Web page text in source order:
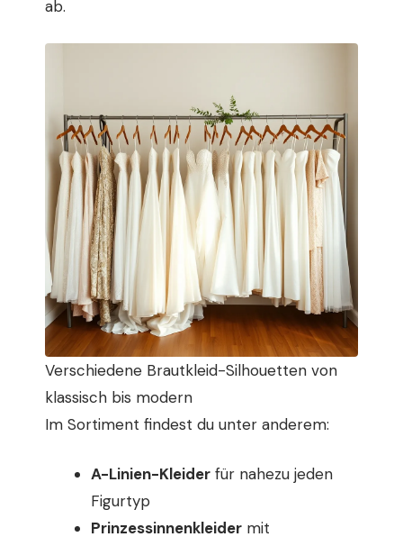
ab.
Verschiedene Brautkleid-Silhouetten von
klassisch bis modern
Im Sortiment findest du unter anderem:
A-Linien-Kleider für nahezu jeden
Figurtyp
Prinzessinnenkleider mit